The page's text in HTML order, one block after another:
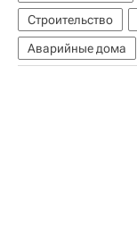
Строительство
Аварийные дома